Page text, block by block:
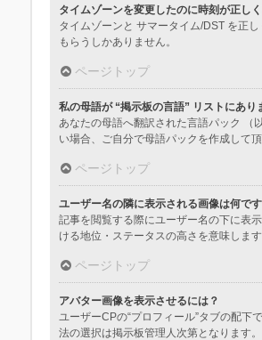
タイムゾーンを変更したのに時刻が正し
タイムゾーンと サマータイム/DST を正
もらうしかありません。
ページトップ
私の母語が “掲示板の言語” リストにあり
あなたの母語へ翻訳された言語パック （
い場合、ご自分で母語パックを作成して
ページトップ
ユーザー名の隣に表示される画像は何で
記事を閲覧する際にユーザー名の下に表
ける地位・ステータスの高さを意味しま
ページトップ
アバター画像を表示させるには？
ユーザーCPの“プロフィール”タブの配
法の選択は掲示板管理人次第となります